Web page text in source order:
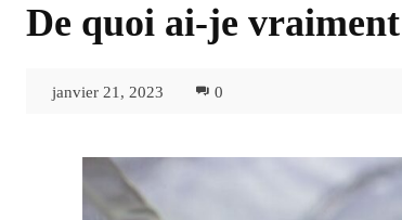
De quoi ai-je vraiment
janvier 21, 2023 0